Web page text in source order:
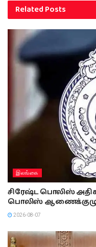
RelatedPosts
இலங்கை
சிரேஷ்ட பொலிஸ்
பொலிஸ் ஆணைக்குழு
2026-08-07